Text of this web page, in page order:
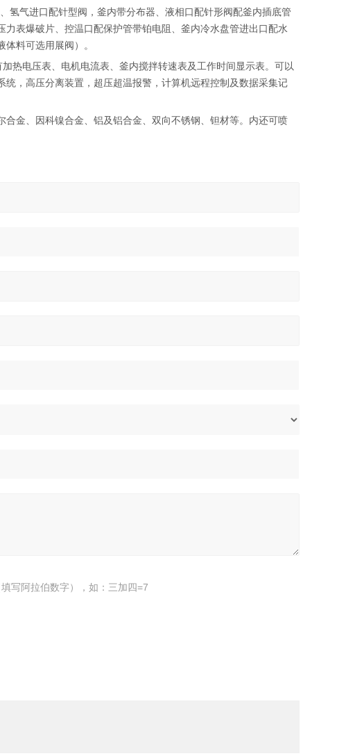
氢气进口配针型阀，釜内带分布器、液相口配针形阀配釜内插底管
力表爆破片、控温口配保护管带铂电阻、釜内冷水盘管进出口配水
料可选用展阀）。
热电压表、电机电流表、釜内搅拌转速表及工作时间显示表。可以
，高压分离装置，超压超温报警，计算机远程控制及数据采集记
金、因科镍合金、铝及铝合金、双向不锈钢、钽材等。内还可喷
写阿拉伯数字），如：三加四=7